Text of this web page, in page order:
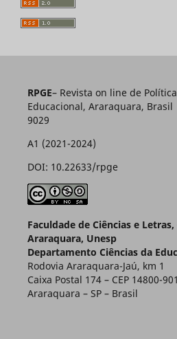
RPGE– Revista on line de
Educacional, Araraquara,
9029
A1 (2021-2024)
DOI: 10.22633/rpge
Faculdade de Ciências e
Araraquara, Unesp
Departamento Ciências da
Rodovia Araraquara-Jaú, km 1
Caixa Postal 174 – CEP 14800-901
Araraquara – SP – Brasil